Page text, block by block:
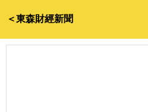
＜東森財經新聞